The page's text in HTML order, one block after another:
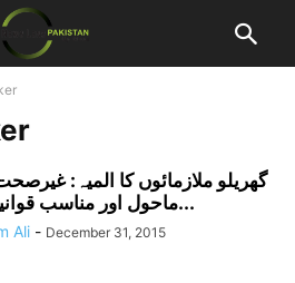
گھریلو ملازمائوں کا المیہ:
ماحول اور مناسب قوانین نہ...
Ali - December 31, 2015